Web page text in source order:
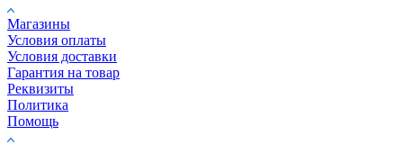
Магазины
Условия оплаты
Условия доставки
Гарантия на товар
Реквизиты
Политика
Помощь